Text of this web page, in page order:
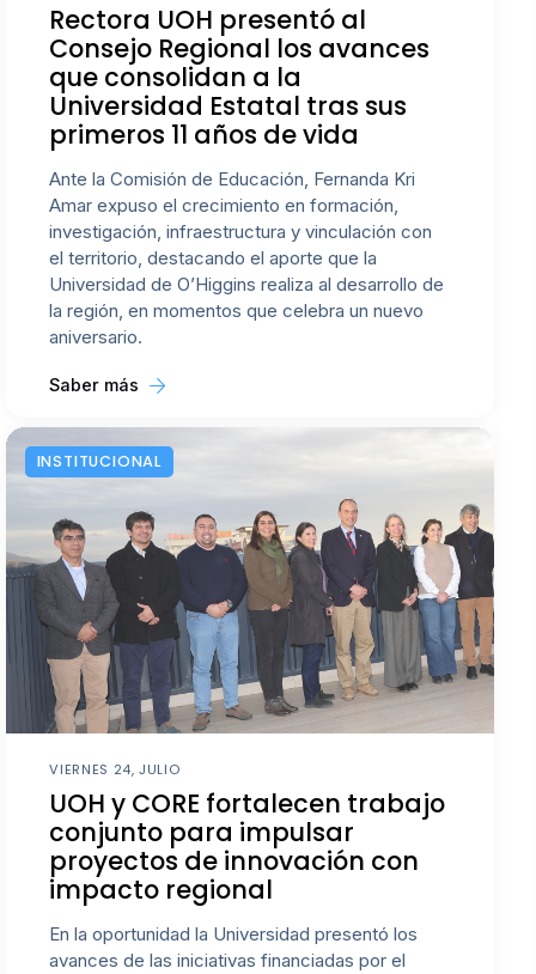
Rectora UOH presentó al
Consejo Regional los avances
que consolidan a la
Universidad Estatal tras sus
primeros 11 años de vida
Ante la Comisión de Educación, Fernanda Kri
Amar expuso el crecimiento en formación,
investigación, infraestructura y vinculación con
el territorio, destacando el aporte que la
Universidad de O’Higgins realiza al desarrollo de
la región, en momentos que celebra un nuevo
aniversario.
Saber más
INSTITUCIONAL
VIERNES 24, JULIO
UOH y CORE fortalecen trabajo
conjunto para impulsar
proyectos de innovación con
impacto regional
En la oportunidad la Universidad presentó los
avances de las iniciativas financiadas por el